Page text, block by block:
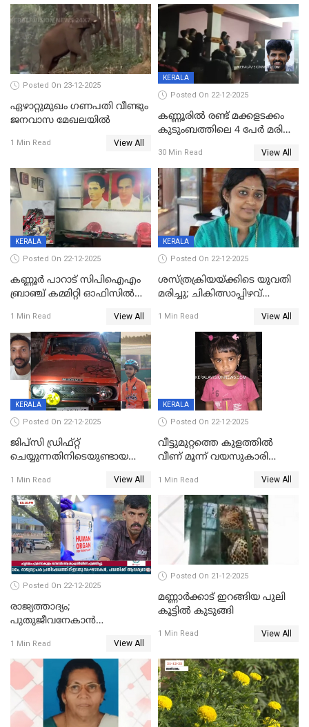
Posted On 23-12-2025
ഏഴാറ്റുമുഖം ഗണപതി വീണ്ടും
ജനവാസ മേഖലയിൽ
1 Min Read View All
KERALA
Posted On 22-12-2025
കണ്ണൂരിൽ രണ്ട് മക്കളടക്കം
കുടുംബത്തിലെ 4 പേർ മരിച്ച
30 Min Read View All
KERALA
Posted On 22-12-2025
കണ്ണൂർ പാറാട് സിപിഐഎം
ബ്രാഞ്ച് കമ്മിറ്റി ഓഫിസിൽ
ചിത്രങ്ങളടക്കം കത്തിയ
നിലയിൽ
1 Min Read View All
KERALA
Posted On 22-12-2025
ശസ്ത്രക്രിയയ്‌ക്കിടെ യുവതി
മരിച്ചു; ചികിത്സാപ്പിഴവ്
സംഭവം മാവേലിക്കരയിൽ
1 Min Read View All
KERALA
Posted On 22-12-2025
ജിപ്സി ഡ്രിഫ്റ്റ്
ചെയ്യുന്നതിനിടെയുണ്ടായ
ദാരുണാന്ത്യം; ജീപ്സി
ഓടിച്ചയാൾ അറസ്റ്റിൽ.
1 Min Read View All
KERALA
Posted On 22-12-2025
വീട്ടുമുറ്റത്തെ കുളത്തിൽ
വീണ് മൂന്ന് വയസുകാരി
1 Min Read View All
Posted On 22-12-2025
രാജ്യത്താദ്യം;
പുതുജീവനേകാൻ
എറണാകുളം സർക്കാർ
ജനറൽ
ആശുപത്രിയിലെത്തിച്ചു
1 Min Read View All
Posted On 21-12-2025
മണ്ണാർക്കാട് ഇറങ്ങിയ പുലി
കൂട്ടിൽ കുടുങ്ങി
1 Min Read View All